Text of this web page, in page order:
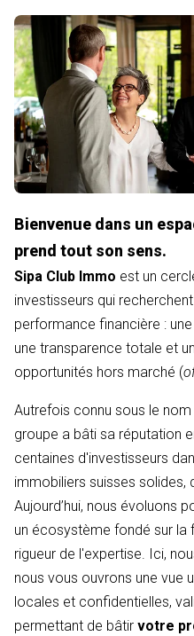
Bienvenue dans un
prend tout son sens.
Sipa Club Immo est un
investisseurs qui
performance financière :
une transparence totale et
opportunités hors marché (
Autrefois connu sous le nom
groupe a bâti sa réputation
centaines d'investisseurs
immobiliers suisses solides,
Aujourd’hui, nous évoluons
un écosystème fondé sur
rigueur de l'expertise. Ici,
nous vous ouvrons une vue
locales et confidentielles,
permettant de bâtir votre